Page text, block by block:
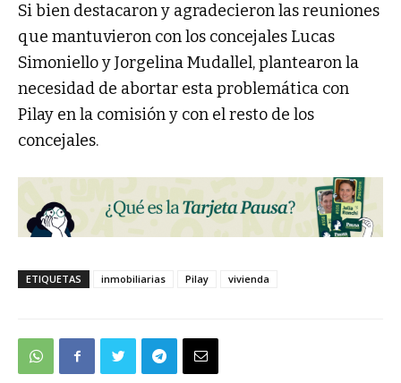
Si bien destacaron y agradecieron las reuniones
que mantuvieron con los concejales Lucas
Simoniello y Jorgelina Mudallel, plantearon la
necesidad de abortar esta problemática con
Pilay en la comisión y con el resto de los
concejales.
ETIQUETAS inmobiliarias Pilay vivienda